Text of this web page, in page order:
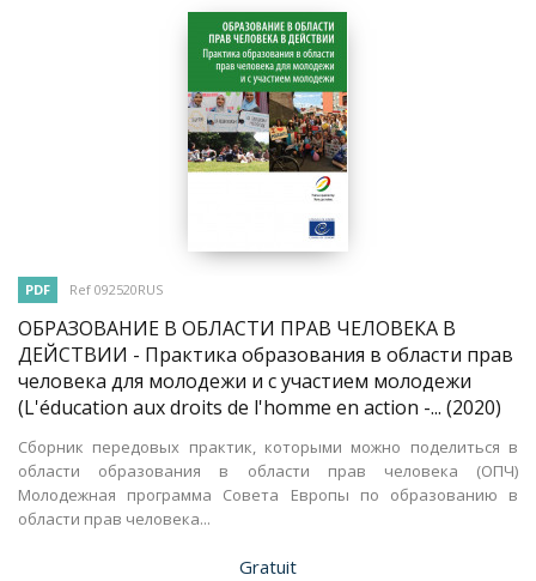
PDF Ref 092520RUS
ОБРАЗОВАНИЕ В ОБЛАСТИ ПРАВ ЧЕЛОВЕКА В
ДЕЙСТВИИ - Практика образования в области прав
человека для молодежи и с участием молодежи
(L'éducation aux droits de l'homme en action -... (2020)
Сборник передовых практик, которыми можно поделиться в
области образования в области прав человека (ОПЧ)
Молодежная программа Совета Европы по образованию в
области прав человека...
Prix
Gratuit